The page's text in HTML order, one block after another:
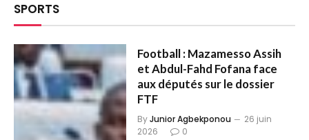
SPORTS
Football : Mazamesso Assih
et Abdul-Fahd Fofana face
aux députés sur le dossier
FTF
ByJunior Agbekponou
26 juin
2026
0